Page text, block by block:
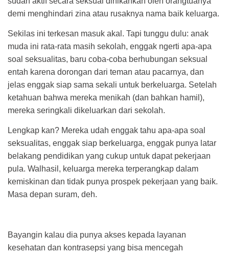
demi menghindari zina atau rusaknya nama baik keluarga.
Sekilas ini terkesan masuk akal. Tapi tunggu dulu: anak
muda ini rata-rata masih sekolah, enggak ngerti apa-apa
soal seksualitas, baru coba-coba berhubungan seksual
entah karena dorongan dari teman atau pacarnya, dan
jelas enggak siap sama sekali untuk berkeluarga. Setelah
ketahuan bahwa mereka menikah (dan bahkan hamil),
mereka seringkali dikeluarkan dari sekolah.
Lengkap kan? Mereka udah enggak tahu apa-apa soal
seksualitas, enggak siap berkeluarga, enggak punya latar
belakang pendidikan yang cukup untuk dapat pekerjaan
pula. Walhasil, keluarga mereka terperangkap dalam
kemiskinan dan tidak punya prospek pekerjaan yang baik.
Masa depan suram, deh.
Bayangin kalau dia punya akses kepada layanan
kesehatan dan kontrasepsi yang bisa mencegah